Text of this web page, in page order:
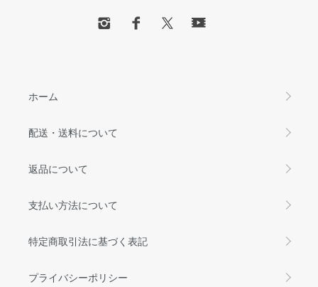
ホーム
配送・送料について
返品について
支払い方法について
特定商取引法に基づく表記
プライバシーポリシー